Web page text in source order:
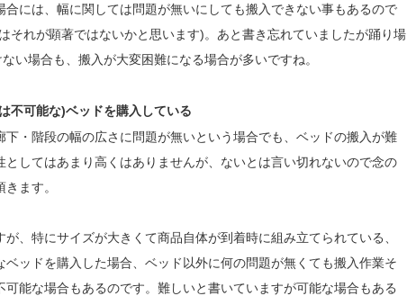
合には、幅に関しては問題が無いにしても搬入できない事もあるので
それが顕著ではないかと思います)。あと書き忘れていましたが踊り場
い場合も、搬入が大変困難になる場合が多いですね。
不可能な)ベッドを購入している
下・階段の幅の広さに問題が無いという場合でも、ベッドの搬入が難
としてはあまり高くはありませんが、ないとは言い切れないので念の
ます。
、特にサイズが大きくて商品自体が到着時に組み立てられている、
ベッドを購入した場合、ベッド以外に何の問題が無くても搬入作業そ
能な場合もあるのです。難しいと書いていますが可能な場合もある